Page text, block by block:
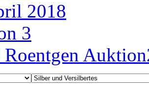
2018
3